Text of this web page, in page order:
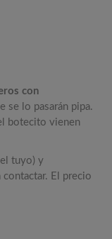
con
se lo pasarán pipa.
botecito vienen
tuyo) y
El precio